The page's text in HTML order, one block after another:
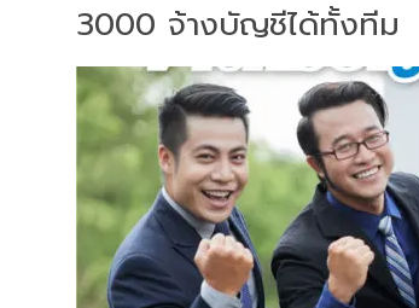
3000 จ้างบัญชีได้ทั้งทีม